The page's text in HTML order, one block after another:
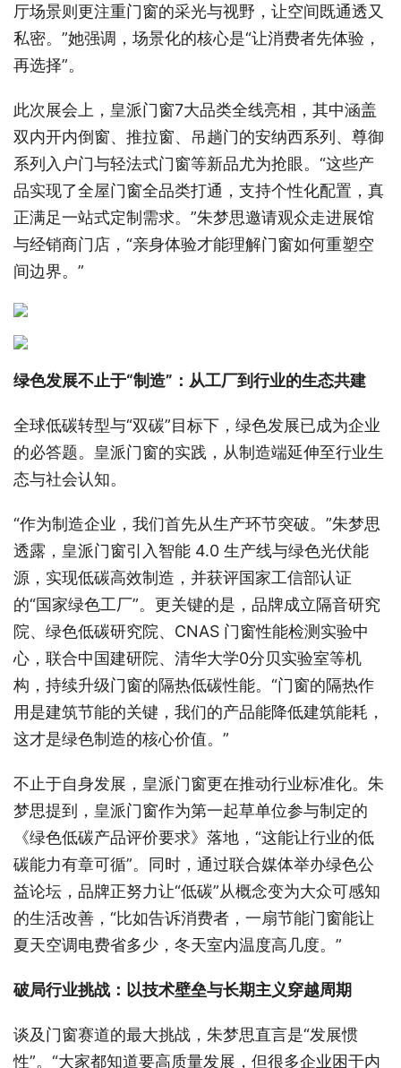
厅场景则更注重门窗的采光与视野，让空间既通透又
私密。”她强调，场景化的核心是“让消费者先体验，
再选择”。
此次展会上，皇派门窗7大品类全线亮相，其中涵盖
双内开内倒窗、推拉窗、吊趟门的安纳西系列、尊御
系列入户门与轻法式门窗等新品尤为抢眼。“这些产
品实现了全屋门窗全品类打通，支持个性化配置，真
正满足一站式定制需求。”朱梦思邀请观众走进展馆
与经销商门店，“亲身体验才能理解门窗如何重塑空
间边界。”
绿色发展不止于“制造”：从工厂到行业的生态共建
全球低碳转型与“双碳”目标下，绿色发展已成为企业
的必答题。皇派门窗的实践，从制造端延伸至行业生
态与社会认知。
“作为制造企业，我们首先从生产环节突破。”朱梦思
透露，皇派门窗引入智能 4.0 生产线与绿色光伏能
源，实现低碳高效制造，并获评国家工信部认证
的“国家绿色工厂”。更关键的是，品牌成立隔音研究
院、绿色低碳研究院、CNAS 门窗性能检测实验中
心，联合中国建研院、清华大学0分贝实验室等机
构，持续升级门窗的隔热低碳性能。“门窗的隔热作
用是建筑节能的关键，我们的产品能降低建筑能耗，
这才是绿色制造的核心价值。”
不止于自身发展，皇派门窗更在推动行业标准化。朱
梦思提到，皇派门窗作为第一起草单位参与制定的
《绿色低碳产品评价要求》落地，“这能让行业的低
碳能力有章可循”。同时，通过联合媒体举办绿色公
益论坛，品牌正努力让“低碳”从概念变为大众可感知
的生活改善，“比如告诉消费者，一扇节能门窗能让
夏天空调电费省多少，冬天室内温度高几度。”
破局行业挑战：以技术壁垒与长期主义穿越周期
谈及门窗赛道的最大挑战，朱梦思直言是“发展惯
性”。“大家都知道要高质量发展，但很多企业困于内